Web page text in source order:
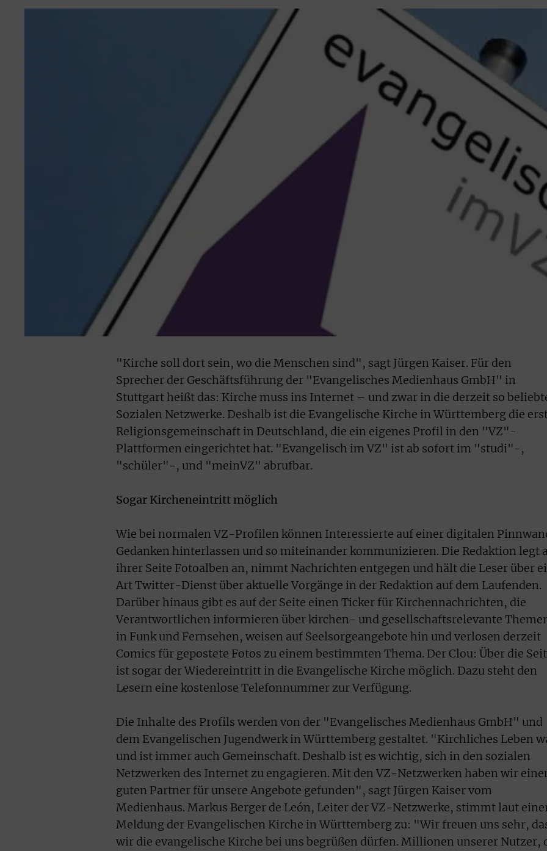
"Kirche soll dort sein, wo die Menschen sind", sagt Jürgen Kaiser. Für den
Sprecher der Geschäftsführung der "Evangelisches Medienhaus GmbH" in
Stuttgart heißt das: Kirche muss ins Internet – und zwar in die derzeit so
Sozialen Netzwerke. Deshalb ist die Evangelische Kirche in Württemberg die
Religionsgemeinschaft in Deutschland, die ein eigenes Profil in den "VZ"-
Plattformen eingerichtet hat. "Evangelisch im VZ" ist ab sofort im "studi"-,
"schüler"-, und "meinVZ" abrufbar.
Sogar Kircheneintritt möglich
Wie bei normalen VZ-Profilen können Interessierte auf einer digitalen
Gedanken hinterlassen und so miteinander kommunizieren. Die Redaktion legt
ihrer Seite Fotoalben an, nimmt Nachrichten entgegen und hält die Leser über
Art Twitter-Dienst über aktuelle Vorgänge in der Redaktion auf dem Laufenden.
Darüber hinaus gibt es auf der Seite einen Ticker für Kirchennachrichten, die
Verantwortlichen informieren über kirchen- und gesellschaftsrelevante
in Funk und Fernsehen, weisen auf Seelsorgeangebote hin und verlosen derzeit
Comics für gepostete Fotos zu einem bestimmten Thema. Der Clou: Über die
ist sogar der Wiedereintritt in die Evangelische Kirche möglich. Dazu steht den
Lesern eine kostenlose Telefonnummer zur Verfügung.
Die Inhalte des Profils werden von der "Evangelisches Medienhaus GmbH" und
dem Evangelischen Jugendwerk in Württemberg gestaltet. "Kirchliches Leben
und ist immer auch Gemeinschaft. Deshalb ist es wichtig, sich in den sozialen
Netzwerken des Internet zu engagieren. Mit den VZ-Netzwerken haben wir
guten Partner für unsere Angebote gefunden", sagt Jürgen Kaiser vom
Medienhaus. Markus Berger de León, Leiter der VZ-Netzwerke, stimmt laut
Meldung der Evangelischen Kirche in Württemberg zu: "Wir freuen uns sehr,
wir die evangelische Kirche bei uns begrüßen dürfen. Millionen unserer Nutzer,